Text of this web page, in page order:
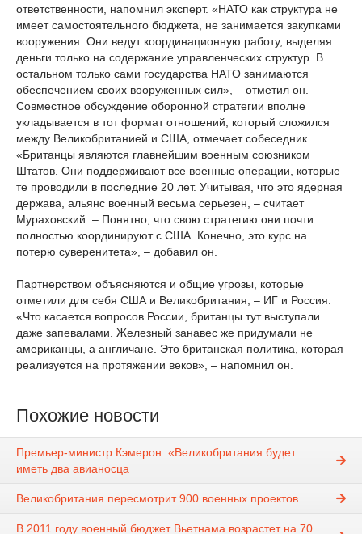
ответственности, напомнил эксперт. «НАТО как структура не
имеет самостоятельного бюджета, не занимается закупками
вооружения. Они ведут координационную работу, выделяя
деньги только на содержание управленческих структур. В
остальном только сами государства НАТО занимаются
обеспечением своих вооруженных сил», – отметил он.
Совместное обсуждение оборонной стратегии вполне
укладывается в тот формат отношений, который сложился
между Великобританией и США, отмечает собеседник.
«Британцы являются главнейшим военным союзником
Штатов. Они поддерживают все военные операции, которые
те проводили в последние 20 лет. Учитывая, что это ядерная
держава, альянс военный весьма серьезен, – считает
Мураховский. – Понятно, что свою стратегию они почти
полностью координируют с США. Конечно, это курс на
потерю суверенитета», – добавил он.
Партнерством объясняются и общие угрозы, которые
отметили для себя США и Великобритания, – ИГ и Россия.
«Что касается вопросов России, британцы тут выступали
даже запевалами. Железный занавес же придумали не
американцы, а англичане. Это британская политика, которая
реализуется на протяжении веков», – напомнил он.
Похожие новости
Премьер-министр Кэмерон: «Великобритания будет
иметь два авианосца
Великобритания пересмотрит 900 военных проектов
В 2011 году военный бюджет Вьетнама возрастет на 70